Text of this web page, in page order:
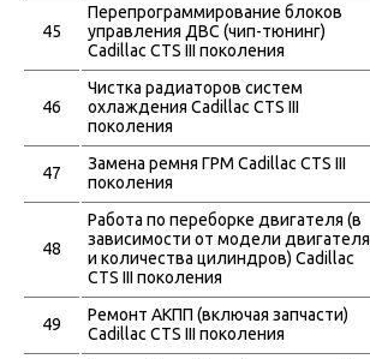
45
Перепрограммирование блоков
управления ДВС (чип-тюнинг)
Cadillac CTS III поколения
46
Чистка радиаторов систем
охлаждения Cadillac CTS III
поколения
47
Замена ремня ГРМ Cadillac CTS III
поколения
48
Работа по переборке двигателя (в
зависимости от модели двигателя
и количества цилиндров) Cadillac
CTS III поколения
49
Ремонт АКПП (включая запчасти)
Cadillac CTS III поколения